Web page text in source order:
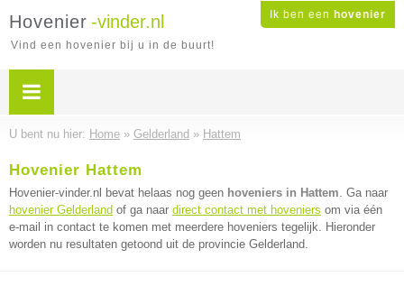
Ik ben een hovenier
Hovenier -vinder.nl
Vind een hovenier bij u in de buurt!
U bent nu hier: Home » Gelderland » Hattem
Hovenier Hattem
Hovenier-vinder.nl bevat helaas nog geen hoveniers in Hattem. Ga naar
hovenier Gelderland of ga naar direct contact met hoveniers om via één
e-mail in contact te komen met meerdere hoveniers tegelijk. Hieronder
worden nu resultaten getoond uit de provincie Gelderland.